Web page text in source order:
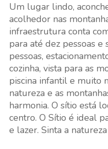
Um lugar lindo,
acolhedor nas
infraestrutura conta
para até dez pessoas e
pessoas,
cozinha, vista para as
piscina infantil e muito
natureza e as
harmonia. O sítio está
centro. O Sítio é ideal
e lazer. Sinta a